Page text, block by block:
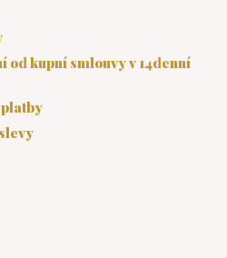
od kupní smlouvy v 14denní